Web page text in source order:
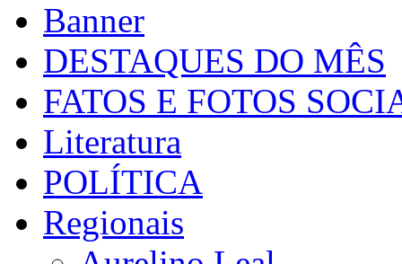
Banner
DESTAQUES DO MÊS
FATOS E FOTOS
Literatura
POLÍTICA
Regionais